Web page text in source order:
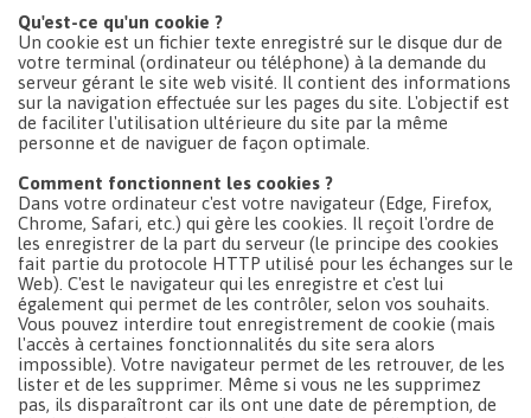
Qu'est-ce qu'un cookie ?
Un cookie est un fichier texte enregistré sur le disque dur de
votre terminal (ordinateur ou téléphone) à la demande du
serveur gérant le site web visité. Il contient des informations
sur la navigation effectuée sur les pages du site. L'objectif est
de faciliter l'utilisation ultérieure du site par la même
personne et de naviguer de façon optimale.
Comment fonctionnent les cookies ?
Dans votre ordinateur c'est votre navigateur (Edge, Firefox,
Chrome, Safari, etc.) qui gère les cookies. Il reçoit l'ordre de
les enregistrer de la part du serveur (le principe des cookies
fait partie du protocole HTTP utilisé pour les échanges sur le
Web). C'est le navigateur qui les enregistre et c'est lui
également qui permet de les contrôler, selon vos souhaits.
Vous pouvez interdire tout enregistrement de cookie (mais
l'accès à certaines fonctionnalités du site sera alors
impossible). Votre navigateur permet de les retrouver, de les
lister et de les supprimer. Même si vous ne les supprimez
pas, ils disparaîtront car ils ont une date de péremption, de